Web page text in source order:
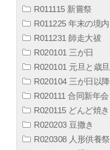
R011115 新嘗祭
R011225 年末の境内
R011231 師走大祓
R020101 三が日
R020101 元旦と歳旦
R020104 三が日以降
R020111 合同新年会
R020115 どんど焼き
R020203 豆撒き
R020308 人形供養祭